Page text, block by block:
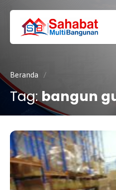
CV.
SAHABAT
MULTI
BANGUNAN
Sahabat
Pembangunan Anda
Beranda /
Tag:bangun